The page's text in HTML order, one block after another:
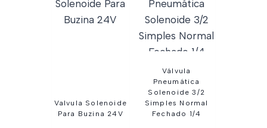
Valvula Solenoide
Para Buzina 24V
Válvula
Pneumática
Solenoide 3/2
Simples Normal
Fechado 1/4